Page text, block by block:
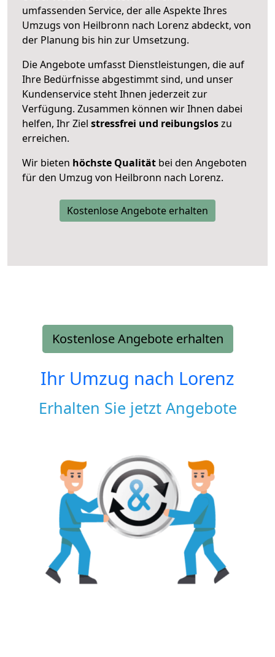
umfassenden Service, der alle Aspekte Ihres
Umzugs von Heilbronn nach Lorenz abdeckt, von
der Planung bis hin zur Umsetzung.
Die Angebote umfasst Dienstleistungen, die auf
Ihre Bedürfnisse abgestimmt sind, und unser
Kundenservice steht Ihnen jederzeit zur
Verfügung. Zusammen können wir Ihnen dabei
helfen, Ihr Ziel stressfrei und reibungsloszu
erreichen.
Wir bieten höchste Qualität bei den Angeboten
für den Umzug von Heilbronn nach Lorenz.
Kostenlose Angebote erhalten
Kostenlose Angebote erhalten
Ihr Umzug nach Lorenz
Erhalten Sie jetzt Angebote